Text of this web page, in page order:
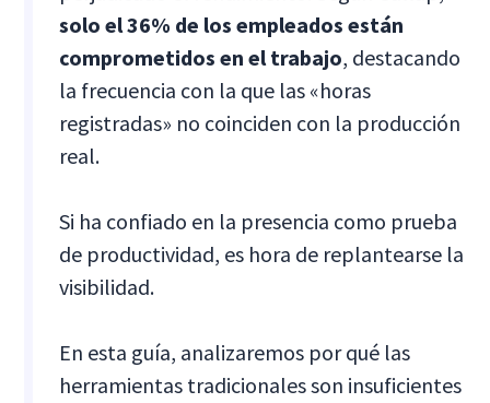
solo el 36% de los empleados están
comprometidos en el trabajo, destacando
la frecuencia con la que las «horas
registradas» no coinciden con la producción
real.
Si ha confiado en la presencia como prueba
de productividad, es hora de replantearse la
visibilidad.
En esta guía, analizaremos por qué las
herramientas tradicionales son insuficientes